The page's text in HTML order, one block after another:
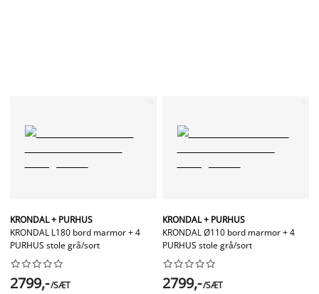
KRONDAL + PURHUS
KRONDAL L180 bord marmor + 4
PURHUS stole grå/sort






2799,-/SÆT
KRONDAL + PURHUS
KRONDAL Ø110 bord marmor + 4
PURHUS stole grå/sort






2799,-/SÆT